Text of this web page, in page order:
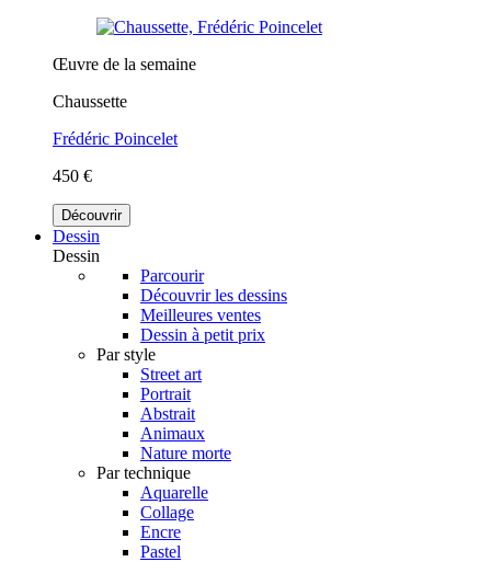
Œuvre de la semaine
Chaussette
Frédéric Poincelet
450 €
Découvrir
Dessin
Dessin
Parcourir
Découvrir les dessins
Meilleures ventes
Dessin à petit prix
Par style
Street art
Portrait
Abstrait
Animaux
Nature morte
Par technique
Aquarelle
Collage
Encre
Pastel